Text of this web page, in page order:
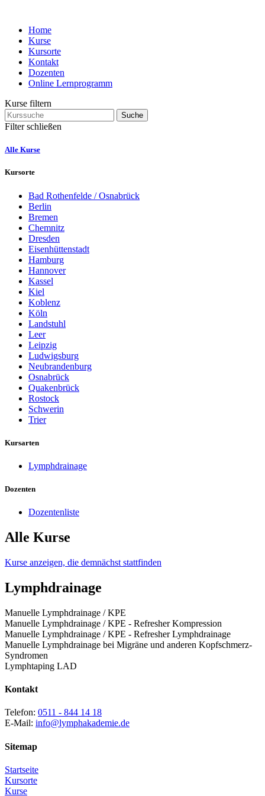
Home
Kurse
Kursorte
Kontakt
Dozenten
Online Lernprogramm
Kurse filtern
Suche
Filter schließen
Alle Kurse
Kursorte
Bad Rothenfelde / Osnabrück
Berlin
Bremen
Chemnitz
Dresden
Eisenhüttenstadt
Hamburg
Hannover
Kassel
Kiel
Koblenz
Köln
Landstuhl
Leer
Leipzig
Ludwigsburg
Neubrandenburg
Osnabrück
Quakenbrück
Rostock
Schwerin
Trier
Kursarten
Lymphdrainage
Dozenten
Dozentenliste
Alle Kurse
Kurse anzeigen, die demnächst stattfinden
Lymphdrainage
Manuelle Lymphdrainage / KPE
Manuelle Lymphdrainage / KPE - Refresher Kompression
Manuelle Lymphdrainage / KPE - Refresher Lymphdrainage
Manuelle Lymphdrainage bei Migräne und anderen Kopfschmerz-
Syndromen
Lymphtaping LAD
Kontakt
Telefon: 0511 - 844 14 18
E-Mail: info@lymphakademie.de
Sitemap
Startseite
Kursorte
Kurse